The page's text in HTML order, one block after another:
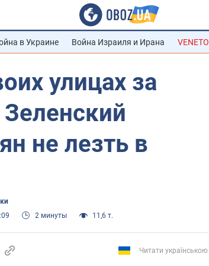
в Украине Война Израиля и Ирана VENETO
улицах за
не лезть в
2 минуты 11,6 т.
Читати українською